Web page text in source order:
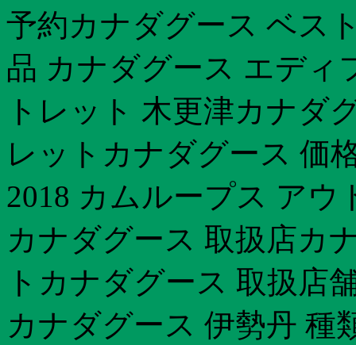
予約カナダグース ベス
品 カナダグース エディ
トレット 木更津カナダ
レットカナダグース 価
2018 カムループス ア
カナダグース 取扱店カ
トカナダグース 取扱店
カナダグース 伊勢丹 種